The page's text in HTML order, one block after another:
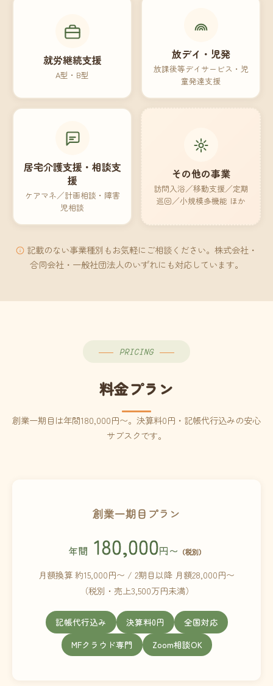
就労継続支援
A型・B型
放デイ・児発
放課後等デイサービス・児
童発達支援
居宅介護支援・相談支
援
ケアマネ／計画相談・障害
児相談
その他の事業
訪問入浴／移動支援／定期
巡回／小規模多機能 ほか
記載のない事業種別もお気軽にご相談ください。株式会社・
合同会社・一般社団法人のいずれにも対応しています。
PRICING
料金プラン
創業一期目は年間180,000円〜。決算料0円・記帳代行込みの安心
サブスクです。
創業一期目プラン
年間 180,000円〜 （税別）
月額換算 約15,000円〜 / 2期目以降 月額28,000円〜
（税別・売上3,500万円未満）
記帳代行込み 決算料0円
全国対応
MFクラウド専門
Zoom相談OK